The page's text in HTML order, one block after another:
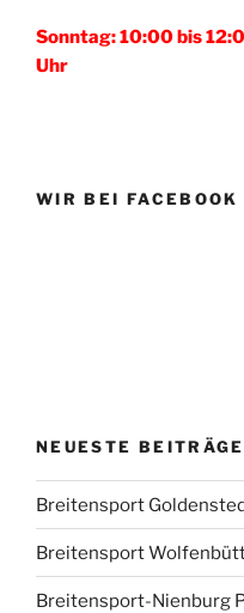
Sonntag: 10:00 bis
Uhr
WIR BEI FACEBOOK
NEUESTE BEITRÄGE
Breitensport
Breitensport
Breitensport-Nienburg